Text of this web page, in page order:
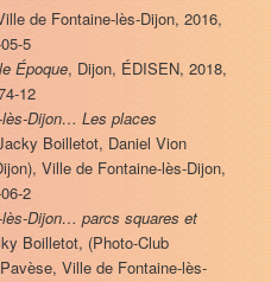
de Fontaine-lès-Dijon, 2016,
5
Époque, Dijon, ÉDISEN, 2018,
12
Dijon… Les places
Boilletot, Daniel Vion
Ville de Fontaine-lès-Dijon,
2
Dijon… parcs squares et
Boilletot, (Photo-Club
Ville de Fontaine-lès-